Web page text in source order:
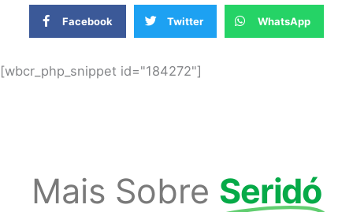
Facebook Twitter WhatsApp
[wbcr_php_snippet id="184272"]
Mais Sobre Seridó